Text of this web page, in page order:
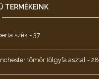
TERMÉKEINK
szék - 37
tömör tölgyfa asztal - 28